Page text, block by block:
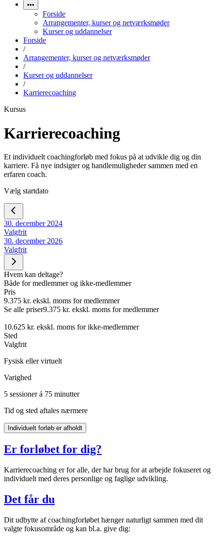
•••
Forside
Arrangementer, kurser og netværksmøder
Kurser og uddannelser
Forside
/
Arrangementer, kurser og netværksmøder
/
Kurser og uddannelser
/
Karrierecoaching
Kursus
Karrierecoaching
Et individuelt coachingforløb med fokus på at udvikle dig og din
karriere. Få nye indsigter og handlemuligheder sammen med en
erfaren coach.
Vælg startdato
30. december 2024
Valgfrit
30. december 2026
Valgfrit
Hvem kan deltage?
Både for medlemmer og ikke-medlemmer
Pris
9.375 kr. ekskl. moms for medlemmer
Se alle priser9.375 kr. ekskl. moms for medlemmer
10.625 kr. ekskl. moms for ikke-medlemmer
Sted
Valgfrit
Fysisk eller virtuelt
Varighed
5 sessioner á 75 minutter
Tid og sted aftales nærmere
Individuelt forløb er afholdt
Er forløbet for dig?
Karrierecoaching er for alle, der har brug for at arbejde fokuseret og
individuelt med deres personlige og faglige udvikling.
Det får du
Dit udbytte af coachingforløbet hænger naturligt sammen med dit
valgte fokusområde og kan bl.a. give dig: